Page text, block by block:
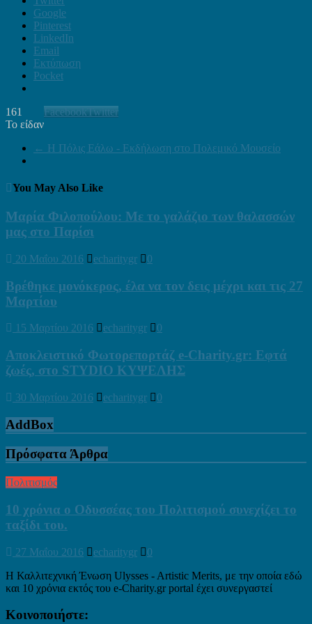
Google
Pinterest
LinkedIn
Email
Εκτύπωση
Pocket
161
Το είδαν
FacebookTwitter
← Η Πόλις Εάλω - Εκδήλωση στο Πολεμικό Μουσείο
You May Also Like
Μαρία Φιλοπούλου: Με το γαλάζιο των θαλασσών
μας στο Παρίσι
20 Μαΐου 2016 echaritygr 0
Βρέθηκε μονόκερος, έλα να τον δεις μέχρι και τις 27
Μαρτίου
15 Μαρτίου 2016 echaritygr 0
Αποκλειστικό Φωτορεπορτάζ e-Charity.gr: Εφτά
ζωές, στο STYDIO ΚΥΨΕΛΗΣ
30 Μαρτίου 2016 echaritygr 0
AddBox
Πρόσφατα Άρθρα
Πολιτισμός
10 χρόνια ο Οδυσσέας του Πολιτισμού συνεχίζει το
ταξίδι του.
27 Μαΐου 2016 echaritygr
0
Η Καλλιτεχνική Ένωση Ulysses - Artistic Merits, με την οποία εδώ
και 10 χρόνια εκτός του e-Charity.gr portal έχει συνεργαστεί
Κοινοποιήστε: